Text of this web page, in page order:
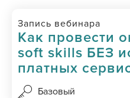
Запись вебинара
Как провести
soft skills БЕЗ
платных
Базовый